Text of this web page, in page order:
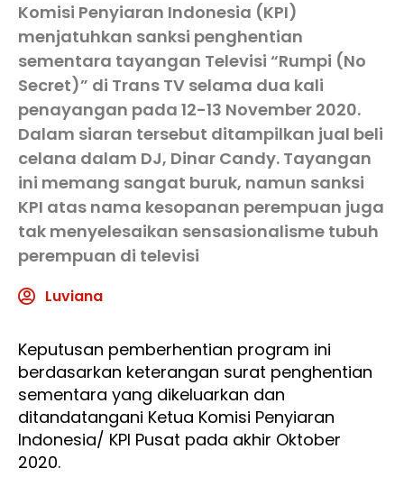
Komisi Penyiaran Indonesia (KPI)
menjatuhkan sanksi penghentian
sementara tayangan Televisi “Rumpi (No
Secret)” di Trans TV selama dua kali
penayangan pada 12-13 November 2020.
Dalam siaran tersebut ditampilkan jual beli
celana dalam DJ, Dinar Candy. Tayangan
ini memang sangat buruk, namun sanksi
KPI atas nama kesopanan perempuan juga
tak menyelesaikan sensasionalisme tubuh
perempuan di televisi
Luviana
Keputusan pemberhentian program ini
berdasarkan keterangan surat penghentian
sementara yang dikeluarkan dan
ditandatangani Ketua Komisi Penyiaran
Indonesia/ KPI Pusat pada akhir Oktober
2020.